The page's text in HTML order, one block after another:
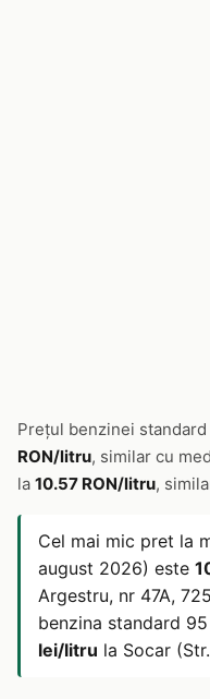
Prețul benzinei
RON/litru, similar cu
la 10.57 RON/litru,
Cel mai mic pret la
august 2026) este
Argestru, nr 47A,
benzina standard
lei/litru la Socar